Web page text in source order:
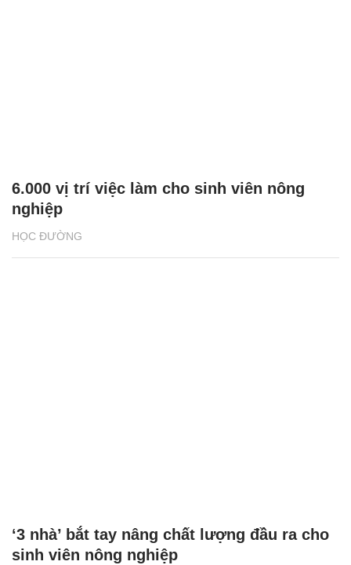
HỌC ĐƯỜNG
6.000 vị trí việc làm cho sinh viên nông
nghiệp
‘3 nhà’ bắt tay nâng chất lượng đầu ra cho
sinh viên nông nghiệp